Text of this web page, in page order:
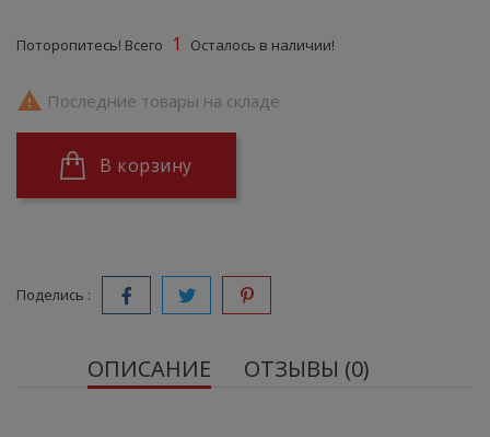
Поторопитесь! Всего 1 Осталось в наличии!
 Последние товары на складе
В корзину
Поделись :
ОПИСАНИЕ ОТЗЫВЫ (0)